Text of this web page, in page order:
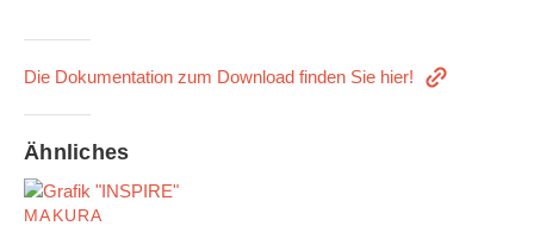
Die Dokumentation zum Download finden Sie hier!
Ähnliches
MAKURA